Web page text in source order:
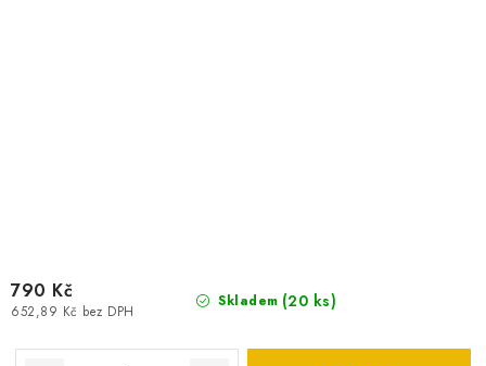
Skladem (20 ks)
652,89 Kč bez DPH
790 Kč